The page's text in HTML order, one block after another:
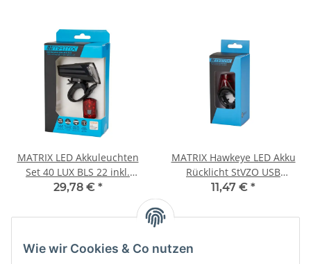
Wie wir Cookies & Co nutzen
MATRIX LED Akkuleuchten
Set 40 LUX BLS 22 inkl.
Lithium Ionen Akkus
3.7V/300mAh), Halter
Sattelstütze schwarz
29,78 € *
MATRIX Hawkeye LED Akku
Rücklicht StVZO USB
Fahrrad Sattelstütze
11,47 € *